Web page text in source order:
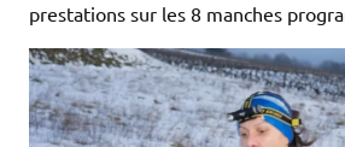
prestations sur les 8 manches